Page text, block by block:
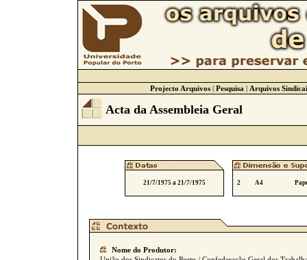
Projecto Arquivos| Pesquisa | Arquivos
Acta da Assembleia Geral
21/7/1975 a 21/7/1975 2 A4
Nome do Produtor: